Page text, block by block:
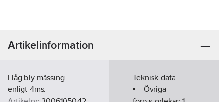
Artikelinformation
I låg bly mässing
enligt 4ms.
Teknisk data
Övriga